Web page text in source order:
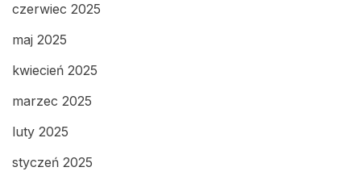
czerwiec 2025
maj 2025
kwiecień 2025
marzec 2025
luty 2025
styczeń 2025